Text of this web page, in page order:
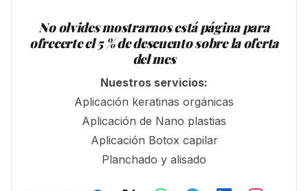
No olvides mostrarnos está página para
ofrecerte el 5 % de descuento sobre la oferta
del mes
Nuestros servicios:
Aplicación keratinas orgánicas
Aplicación de Nano plastias
Aplicación Botox capilar
Planchado y alisado